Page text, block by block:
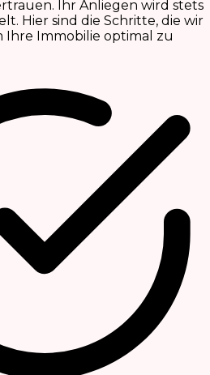
Ihr Anliegen wird stets
Hier sind die Schritte, die wir
Ihre Immobilie optimal zu